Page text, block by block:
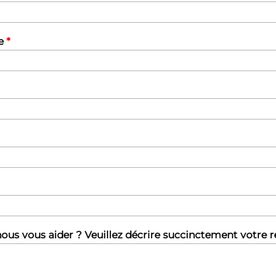
*
vous aider ? Veuillez décrire succinctement votre